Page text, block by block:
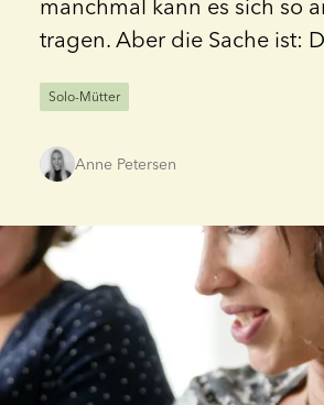
manchmal kann es sich so
tragen. Aber die Sache ist:
Solo-Mütter
Anne Petersen